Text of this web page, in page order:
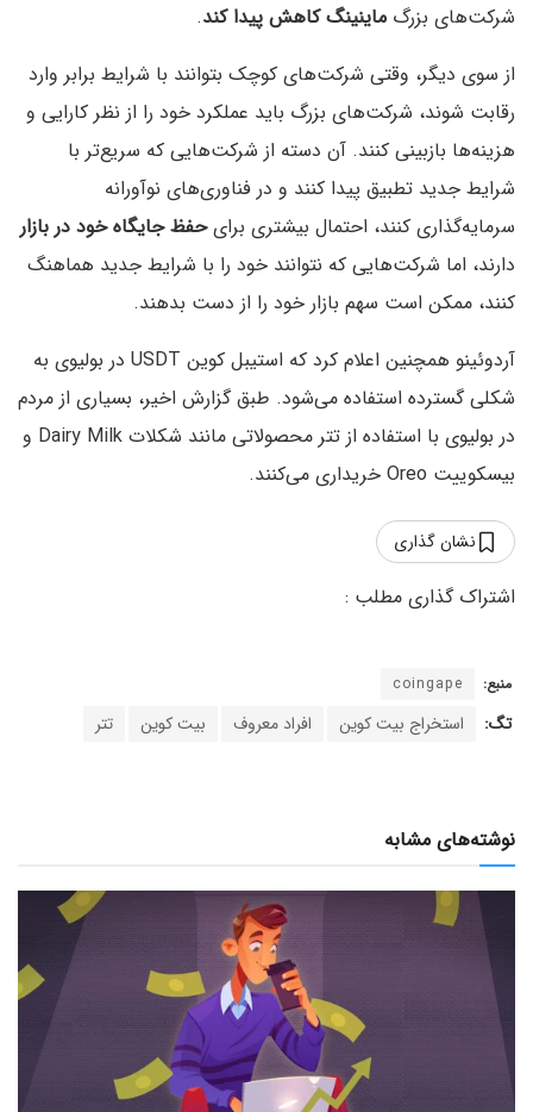
شرکت‌های بزرگ ماینینگ کاهش پیدا کند.
از سوی دیگر، وقتی شرکت‌های کوچک بتوانند با شرایط برابر وارد
رقابت شوند، شرکت‌های بزرگ باید عملکرد خود را از نظر کارایی و
هزینه‌ها بازبینی کنند. آن دسته از شرکت‌هایی که سریع‌تر با
شرایط جدید تطبیق پیدا کنند و در فناوری‌های نوآورانه
سرمایه‌گذاری کنند، احتمال بیشتری برایحفظ جایگاه خود در بازار
دارند، اما شرکت‌هایی که نتوانند خود را با شرایط جدید هماهنگ
کنند، ممکن است سهم بازار خود را از دست بدهند.
آردوئینو همچنین اعلام کرد که استیبل کوین USDT در بولیوی به
شکلی گسترده‌ استفاده می‌شود. طبق گزارش اخیر، بسیاری از مردم
در بولیوی با استفاده از تتر محصولاتی مانند شکلات Dairy Milk و
بیسکوییت Oreo خریداری می‌کنند.
نشان گذاری
منبع: coingape
تگ: استخراج بیت کوین افراد معروف بیت کوین تتر
نوشته‌های مشابه